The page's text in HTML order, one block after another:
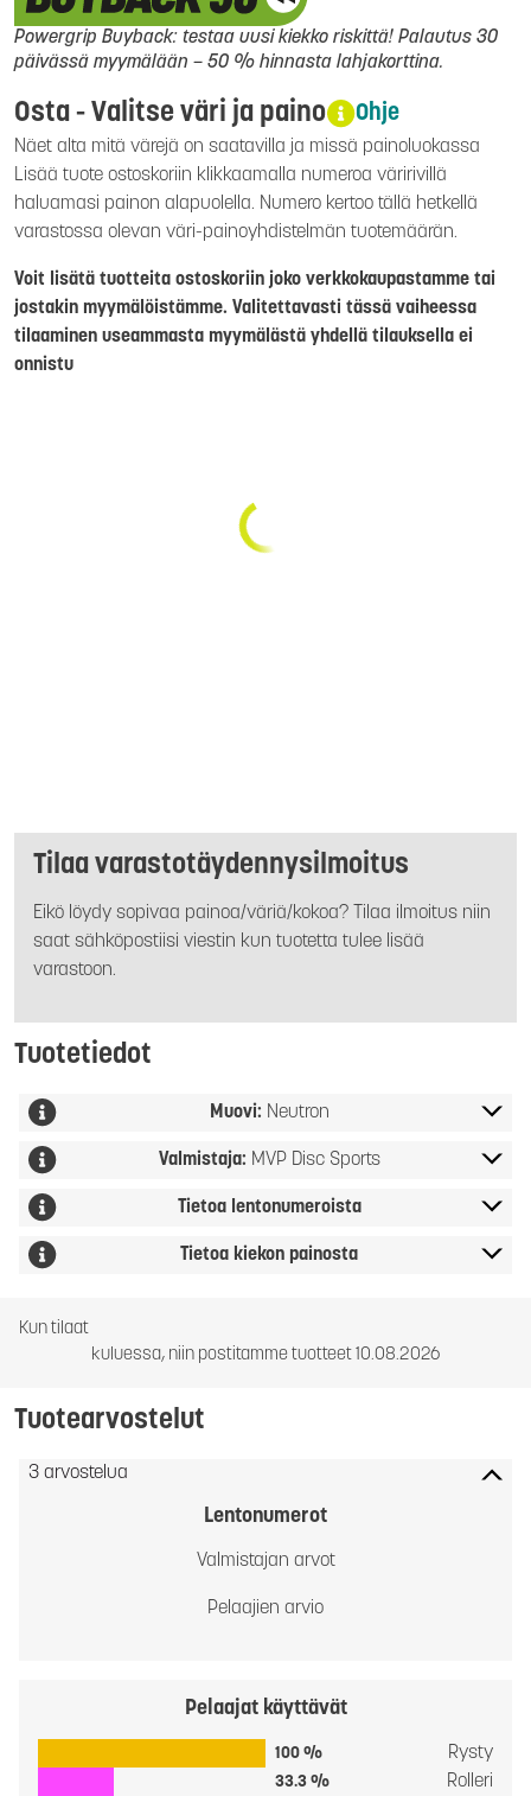
Powergrip Buyback: testaa uusi kiekko riskittä! Palautus 30
päivässä myymälään – 50 % hinnasta lahjakorttina.
Osta - Valitse väri ja paino Ohje
Näet alta mitä värejä on saatavilla ja missä painoluokassa
Lisää tuote ostoskoriin klikkaamalla numeroa väririvillä
haluamasi painon alapuolella. Numero kertoo tällä hetkellä
varastossa olevan väri-painoyhdistelmän tuotemäärän.
Voit lisätä tuotteita ostoskoriin joko verkkokaupastamme tai
jostakin myymälöistämme. Valitettavasti tässä vaiheessa
tilaaminen useammasta myymälästä yhdellä tilauksella ei
onnistu
Tilaa varastotäydennysilmoitus
Eikö löydy sopivaa painoa/väriä/kokoa? Tilaa ilmoitus niin
saat sähköpostiisi viestin kun tuotetta tulee lisää
varastoon.
Tuotetiedot
Muovi: Neutron
Valmistaja: MVP Disc Sports
Tietoa lentonumeroista
Tietoa kiekon painosta
Kun tilaat
kuluessa, niin postitamme tuotteet 10.08.2026
Tuotearvostelut
3 arvostelua
Lentonumerot
Valmistajan arvot
Pelaajien arvio
Pelaajat käyttävät
100 % Rysty
33.3 % Rolleri